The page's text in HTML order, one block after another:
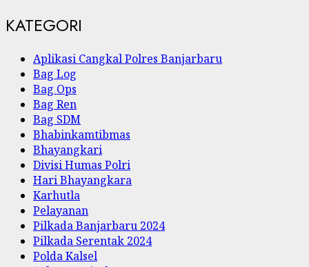
KATEGORI
Aplikasi Cangkal Polres Banjarbaru
Bag Log
Bag Ops
Bag Ren
Bag SDM
Bhabinkamtibmas
Bhayangkari
Divisi Humas Polri
Hari Bhayangkara
Karhutla
Pelayanan
Pilkada Banjarbaru 2024
Pilkada Serentak 2024
Polda Kalsel